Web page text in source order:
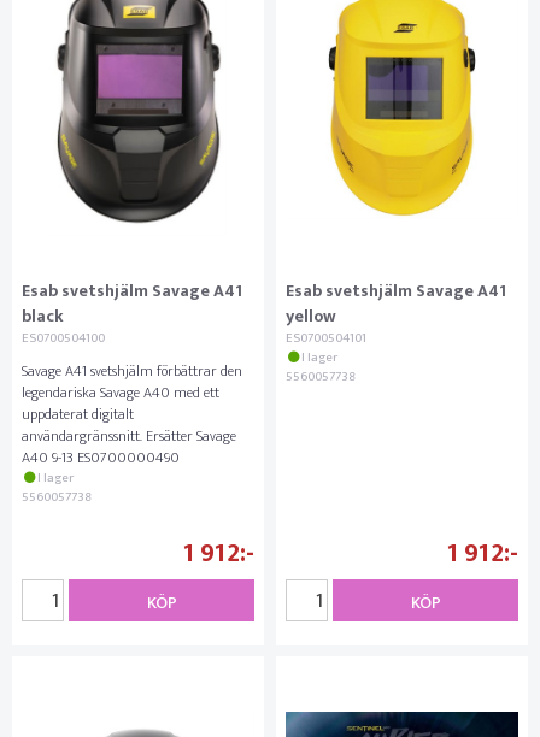
Esab svetshjälm Savage A41
black
ES0700504100
Savage A41 svetshjälm förbättrar den
legendariska Savage A40 med ett
uppdaterat digitalt
användargränssnitt. Ersätter Savage
A40 9-13 ES0700000490
I lager
5560057738
1 912
KÖP
Esab svetshjälm Savage A41
yellow
ES0700504101
I lager
5560057738
1 912
KÖP